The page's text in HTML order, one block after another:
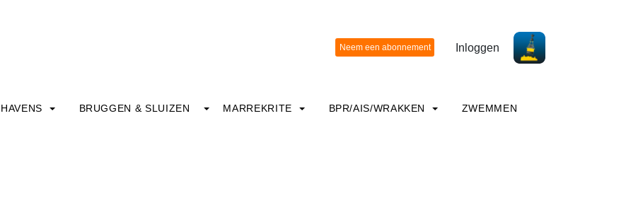
Inloggen
BRUGGEN & SLUIZEN MARREKRITE BPR/AIS/WRAKKEN ZWEMMEN